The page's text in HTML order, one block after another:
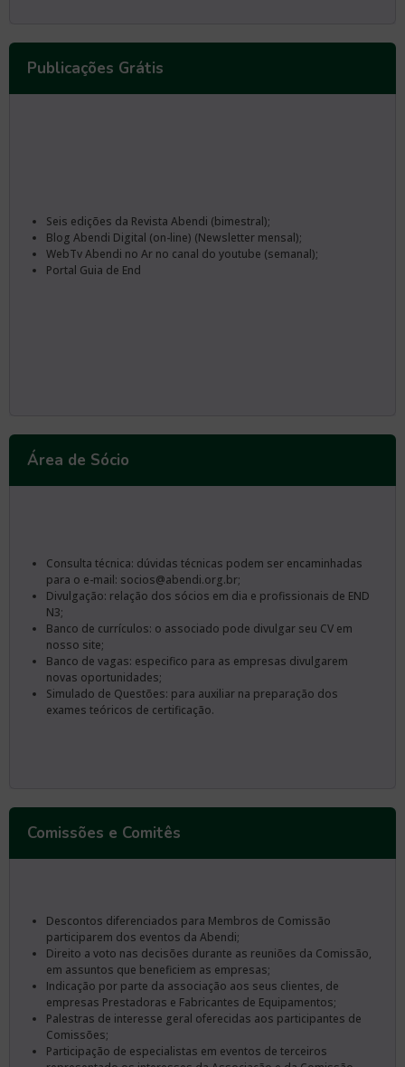
Publicações Grátis
Seis edições da Revista Abendi (bimestral);
Blog Abendi Digital (on-line) (Newsletter mensal);
WebTv Abendi no Ar no canal do youtube (semanal);
Portal Guia de End
Área de Sócio
Consulta técnica: dúvidas técnicas podem ser encaminhadas
para o e-mail: socios@abendi.org.br;
Divulgação: relação dos sócios em dia e profissionais de END
N3;
Banco de currículos: o associado pode divulgar seu CV em
nosso site;
Banco de vagas: especifico para as empresas divulgarem
novas oportunidades;
Simulado de Questões: para auxiliar na preparação dos
exames teóricos de certificação.
Comissões e Comitês
Descontos diferenciados para Membros de Comissão
participarem dos eventos da Abendi;
Direito a voto nas decisões durante as reuniões da Comissão,
em assuntos que beneficiem as empresas;
Indicação por parte da associação aos seus clientes, de
empresas Prestadoras e Fabricantes de Equipamentos;
Palestras de interesse geral oferecidas aos participantes de
Comissões;
Participação de especialistas em eventos de terceiros